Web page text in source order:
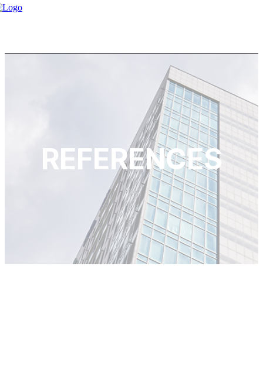
REFERENCES